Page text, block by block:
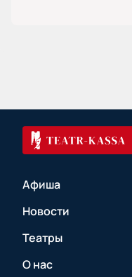
Афиша
Новости
Театры
О нас